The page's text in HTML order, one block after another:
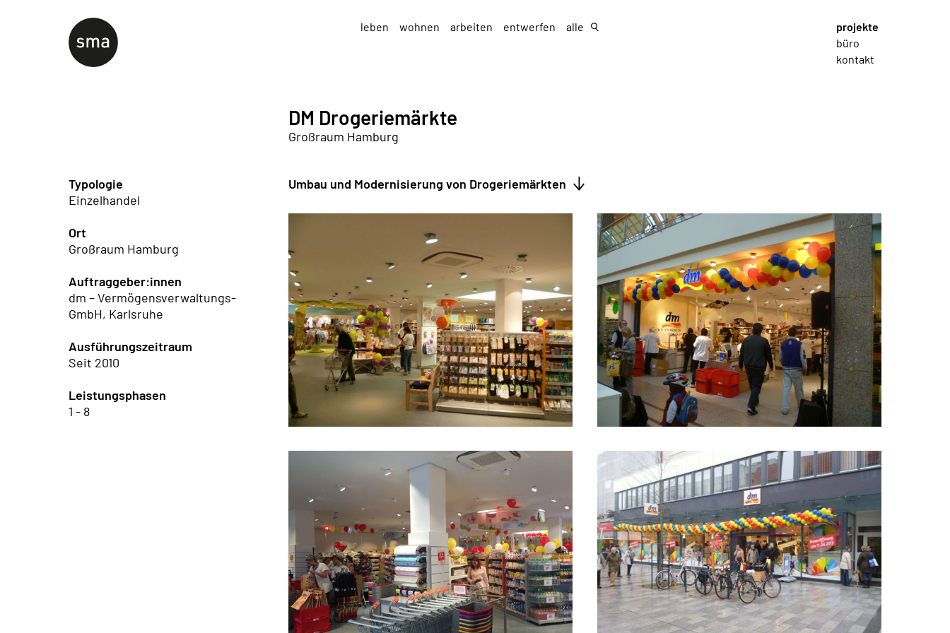
projekte
büro
kontakt
leben wohnen arbeiten entwerfen alle
DM Drogeriemärkte
Großraum Hamburg
Typologie
Einzelhandel
Ort
Großraum Hamburg
Auftraggeber:innen
dm – Vermögensverwaltungs-
GmbH, Karlsruhe
Ausführungszeitraum
Seit 2010
Leistungsphasen
1 - 8
Umbau und Modernisierung von Drogeriemärkten